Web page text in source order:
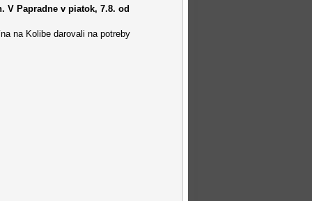
V Papradne v piatok, 7.8. od
na Kolibe darovali na potreby